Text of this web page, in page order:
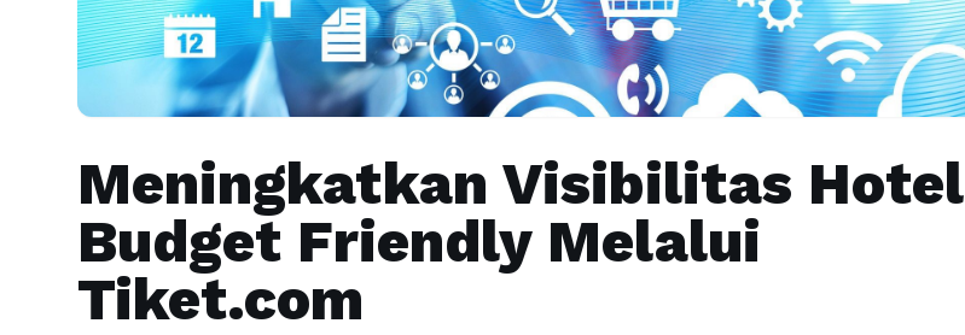
Meningkatkan Visibilitas Hotel
Budget Friendly Melalui
Tiket.com